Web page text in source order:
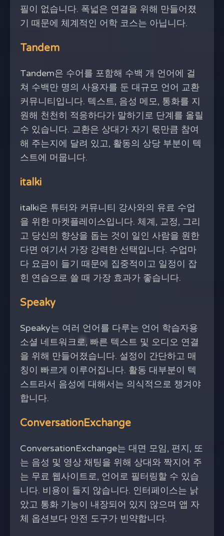
필이 없습니다. 폭넓은 연결을 위해 만들어졌
기 때문에 체계적인 어학 코스는 아닙니다.
Tandem
Tandem은 수어를 포함해 수백 개 언어에 걸
쳐 수백만 명의 사용자를 둔 대규모 언어 교환
커뮤니티입니다. 텍스트, 음성 메모, 통화를 지
원해 천천히 적응하다가 말하기로 단계를 올릴
수 있습니다. 교환은 상대가 자기 몫만큼 참여
해 주는지에 달려 있고, 활동의 상당 부분이 텍
스트에 머뭅니다.
italki
italki은 튜터와 커뮤니티 강사와의 유료 수업
을 위한 마켓플레이스입니다. 체계, 교정, 그리
고 당신의 향상을 돕는 것이 일인 사람을 원한
다면 여기서 가장 강력한 선택입니다. 수업마
다 요금이 들기 때문에 집중적이고 일정이 잡
힌 연습으로 쓸 때 가장 효과가 좋습니다.
Speaky
Speaky는 여러 언어를 다루는 언어 학습자용
소셜 네트워크로, 빠른 텍스트 및 오디오 연결
을 위해 만들어졌습니다. 설정이 간단하고 매
칭이 빠르게 이루어집니다. 활동 대부분이 텍
스트라서 음성에 대해서는 의식적으로 챙겨야
합니다.
ConversationExchange
ConversationExchange는 대면 모임, 편지, 또
는 음성 및 영상 채팅을 위해 상대와 짝지어 주
는 무료 웹사이트로, 언어로 필터링할 수 있습
니다. 비용이 들지 않습니다. 인터페이스는 낡
았고 통화 기능이 내장되어 있지 않으며 앱 자
체 옵션보다 안전 도구가 빈약합니다.